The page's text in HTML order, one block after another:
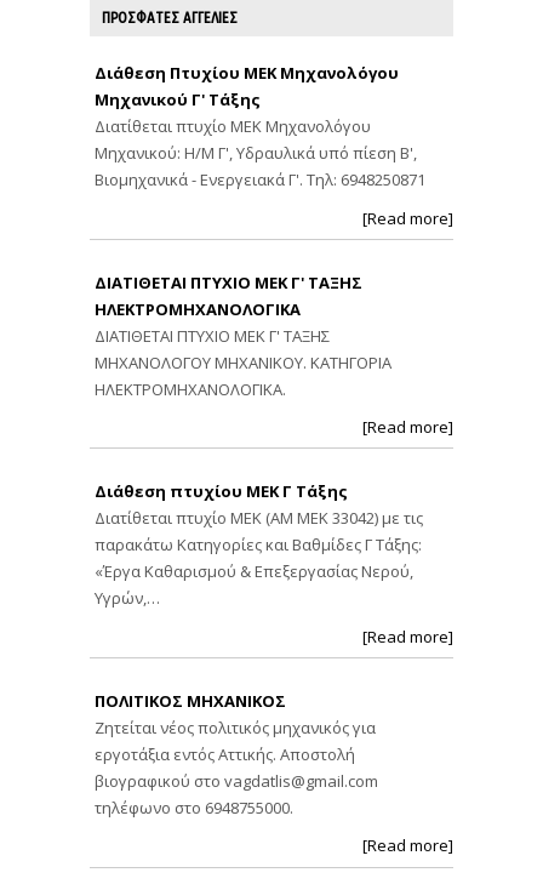
ΠΡΟΣΦΑΤΕΣ ΑΓΓΕΛΙΕΣ
Διάθεση Πτυχίου ΜΕΚ Μηχανολόγου
Μηχανικού Γ' Τάξης
Διατίθεται πτυχίο ΜΕΚ Μηχανολόγου
Μηχανικού: Η/Μ Γ', Υδραυλικά υπό πίεση Β',
Βιομηχανικά - Ενεργειακά Γ'. Τηλ: 6948250871
[Read more]
ΔΙΑΤΙΘΕΤΑΙ ΠΤΥΧΙΟ ΜΕΚ Γ' ΤΑΞΗΣ
ΗΛΕΚΤΡΟΜΗΧΑΝΟΛΟΓΙΚΑ
ΔΙΑΤΙΘΕΤΑΙ ΠΤΥΧΙΟ ΜΕΚ Γ' ΤΑΞΗΣ
ΜΗΧΑΝΟΛΟΓΟΥ ΜΗΧΑΝΙΚΟΥ. ΚΑΤΗΓΟΡΙΑ
ΗΛΕΚΤΡΟΜΗΧΑΝΟΛΟΓΙΚΑ.
[Read more]
Διάθεση πτυχίου ΜΕΚ Γ Τάξης
Διατίθεται πτυχίο ΜΕΚ (ΑΜ ΜΕΚ 33042) με τις
παρακάτω Κατηγορίες και Βαθμίδες Γ Τάξης:
«Έργα Καθαρισμού & Επεξεργασίας Νερού,
Υγρών,…
[Read more]
ΠΟΛΙΤΙΚΟΣ ΜΗΧΑΝΙΚΟΣ
Ζητείται νέος πολιτικός μηχανικός για
εργοτάξια εντός Αττικής. Αποστολή
βιογραφικού στο vagdatlis@gmail.com
τηλέφωνο στο 6948755000.
[Read more]